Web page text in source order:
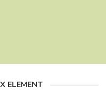
ELEMENT